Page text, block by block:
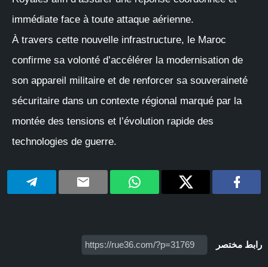
immédiate face à toute attaque aérienne.
À travers cette nouvelle infrastructure, le Maroc
confirme sa volonté d’accélérer la modernisation de
son appareil militaire et de renforcer sa souveraineté
sécuritaire dans un contexte régional marqué par la
montée des tensions et l’évolution rapide des
technologies de guerre.
رابط مختصر